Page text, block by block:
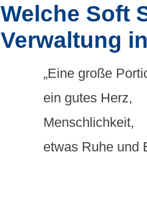
Welche Soft
Verwaltung
„Eine große
ein gutes Herz,
Menschlichkeit,
etwas Ruhe und